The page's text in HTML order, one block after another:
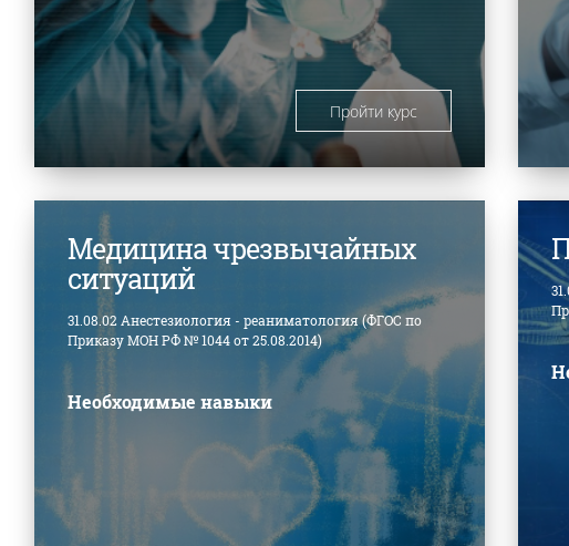
Пройти курс
Медицина чрезвычайных
ситуаций
31.08.02 Анестезиология - реаниматология (ФГОС по
Приказу МОН РФ № 1044 от 25.08.2014)
Необходимые навыки